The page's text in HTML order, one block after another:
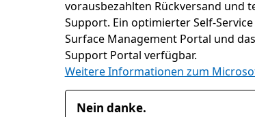
vorausbezahlten Rückversand und
Support. Ein optimierter Self-
Surface Management Portal und
Support Portal verfügbar.
Weitere Informationen zum
Nein danke.